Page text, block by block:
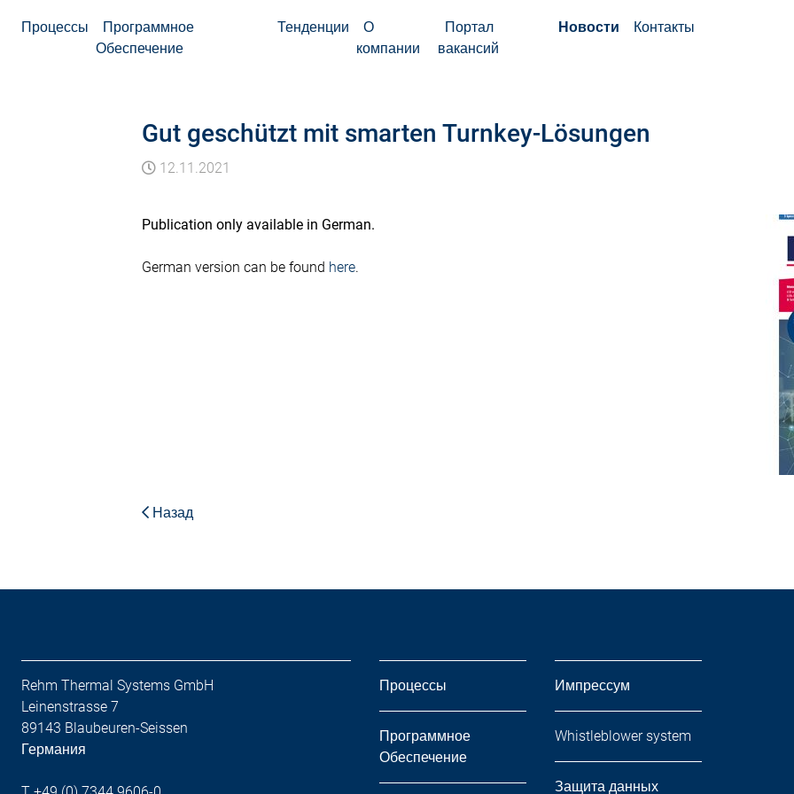
Процессы
Программное
Обеспечение
Тенденции
О
компании
Портал
вакансий
Новости Контакты
Gut geschützt mit smarten Turnkey-Lösungen
12.11.2021
Publication only available in German.
German version can be found here.
Назад
Rehm Thermal Systems GmbH
Leinenstrasse 7
89143 Blaubeuren-Seissen
Германия
Процессы
Программное
Обеспечение
Импрессум
Whistleblower system
Защита данных